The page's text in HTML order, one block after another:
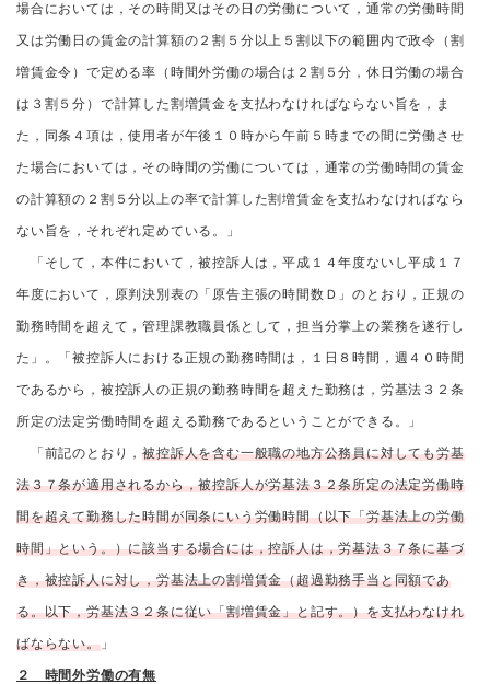
場合においては，その時間又はその日の労働について，通常の労働時間
又は労働日の賃金の計算額の２割５分以上５割以下の範囲内で政令（割
増賃金令）で定める率（時間外労働の場合は２割５分，休日労働の場合
は３割５分）で計算した割増賃金を支払わなければならない旨を，ま
た，同条４項は，使用者が午後１０時から午前５時までの間に労働させ
た場合においては，その時間の労働については，通常の労働時間の賃金
の計算額の２割５分以上の率で計算した割増賃金を支払わなければなら
ない旨を，それぞれ定めている。」
「そして，本件において，被控訴人は，平成１４年度ないし平成１７
年度において，原判決別表の「原告主張の時間数Ｄ」のとおり，正規の
勤務時間を超えて，管理課教職員係として，担当分掌上の業務を遂行し
た」。「被控訴人における正規の勤務時間は，１日８時間，週４０時間
であるから，被控訴人の正規の勤務時間を超えた勤務は，労基法３２条
所定の法定労働時間を超える勤務であるということができる。」
「前記のとおり，被控訴人を含む一般職の地方公務員に対しても労基
法３７条が適用されるから，被控訴人が労基法３２条所定の法定労働時
間を超えて勤務した時間が同条にいう労働時間（以下「労基法上の労働
時間」という。）に該当する場合には，控訴人は，労基法３７条に基づ
き，被控訴人に対し，労基法上の割増賃金（超過勤務手当と同額であ
る。以下，労基法３２条に従い「割増賃金」と記す。）を支払わなけれ
ばならない。」
２ 時間外労働の有無